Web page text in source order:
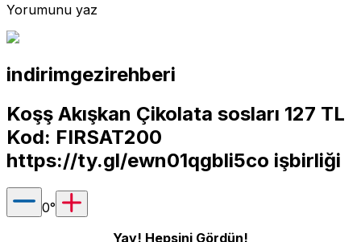
Yorumunu yaz
indirimgezirehberi
Koşş Akışkan Çikolata sosları 127 TL
Kod: FIRSAT200
https://ty.gl/ewn01qgbli5co işbirliği
0°
Yay! Hepsini Gördün!